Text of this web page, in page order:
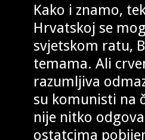
Kako i znamo,
Hrvatskoj se
svjetskom ratu,
temama. Ali
razumljiva
su komunisti na
nije nitko
ostatcima